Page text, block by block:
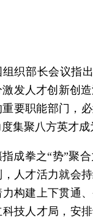
组织部长会议指
发人才创新创
要职能部门，
集聚八方英才成
指成拳之“势”聚
人才活力就会
构建上下贯通
技人才局，安